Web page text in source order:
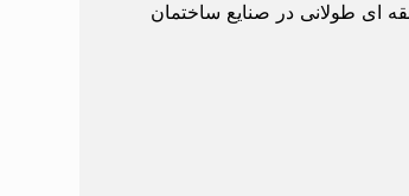
ای طولانی در صنایع ساختمان